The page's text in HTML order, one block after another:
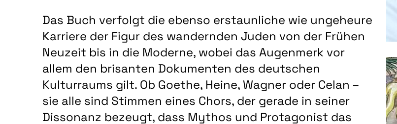
Das Buch verfolgt die ebenso erstaunliche wie ungeheure
Karriere der Figur des wandernden Juden von der Frühen
Neuzeit bis in die Moderne, wobei das Augenmerk vor
allem den brisanten Dokumenten des deutschen
Kulturraums gilt. Ob Goethe, Heine, Wagner oder Celan –
sie alle sind Stimmen eines Chors, der gerade in seiner
Dissonanz bezeugt, dass Mythos und Protagonist das